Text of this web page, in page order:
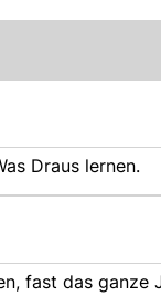
Draus lernen.
fast das ganze